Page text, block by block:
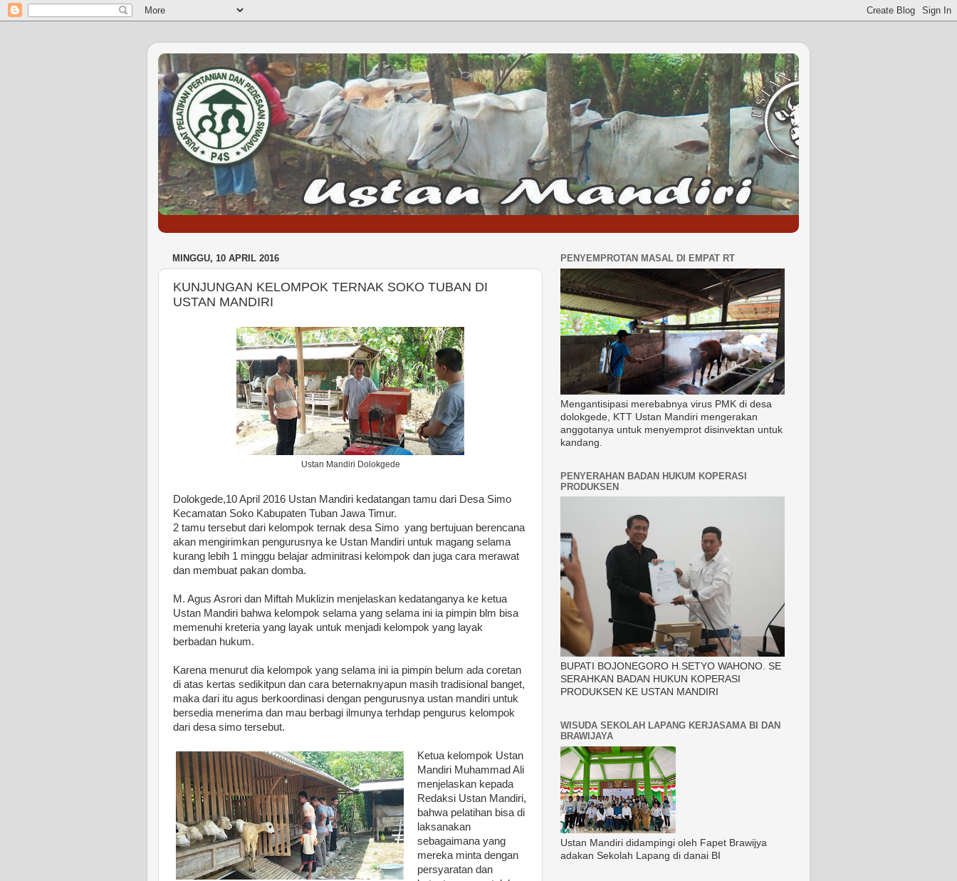
MINGGU, 10 APRIL 2016
KUNJUNGAN KELOMPOK TERNAK SOKO TUBAN DI
USTAN MANDIRI
Ustan Mandiri Dolokgede
Dolokgede,10 April 2016 Ustan Mandiri kedatangan tamu dari Desa Simo
Kecamatan Soko Kabupaten Tuban Jawa Timur.
2 tamu tersebut dari kelompok ternak desa Simo yang bertujuan berencana
akan mengirimkan pengurusnya ke Ustan Mandiri untuk magang selama
kurang lebih 1 minggu belajar adminitrasi kelompok dan juga cara merawat
dan membuat pakan domba.
M. Agus Asrori dan Miftah Muklizin menjelaskan kedatanganya ke ketua
Ustan Mandiri bahwa kelompok selama yang selama ini ia pimpin blm bisa
memenuhi kreteria yang layak untuk menjadi kelompok yang layak
berbadan hukum.
Karena menurut dia kelompok yang selama ini ia pimpin belum ada coretan
di atas kertas sedikitpun dan cara beternaknyapun masih tradisional banget,
maka dari itu agus berkoordinasi dengan pengurusnya ustan mandiri untuk
bersedia menerima dan mau berbagi ilmunya terhdap pengurus kelompok
dari desa simo tersebut.
Ketua kelompok Ustan
Mandiri Muhammad Ali
menjelaskan kepada
Redaksi Ustan Mandiri,
bahwa pelatihan bisa di
laksanakan
sebagaimana yang
mereka minta dengan
persyaratan dan
PENYEMPROTAN MASAL DI EMPAT RT
Mengantisipasi merebabnya virus PMK di desa
dolokgede, KTT Ustan Mandiri mengerakan
anggotanya untuk menyemprot disinvektan untuk
kandang.
PENYERAHAN BADAN HUKUM KOPERASI
PRODUKSEN
BUPATI BOJONEGORO H.SETYO WAHONO. SE
SERAHKAN BADAN HUKUN KOPERASI
PRODUKSEN KE USTAN MANDIRI
WISUDA SEKOLAH LAPANG KERJASAMA BI DAN
BRAWIJAYA
Ustan Mandiri didampingi oleh Fapet Brawijya
adakan Sekolah Lapang di danai BI